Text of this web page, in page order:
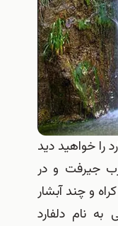
را خواهید دید
جیرفت و در
و چند آبشار
به نام دلفارد